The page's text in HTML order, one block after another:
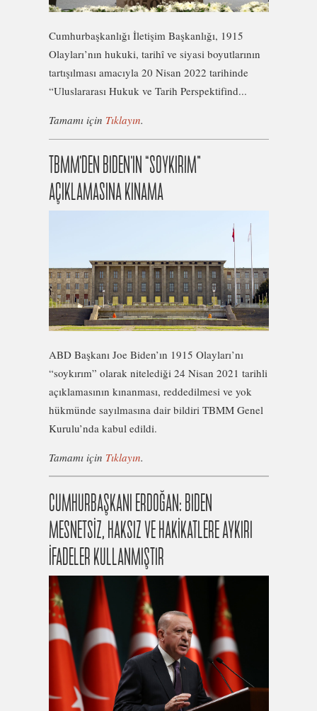
Cumhurbaşkanlığı İletişim Başkanlığı, 1915
Olayları’nın hukuki, tarihî ve siyasi boyutlarının
tartışılması amacıyla 20 Nisan 2022 tarihinde
“Uluslararası Hukuk ve Tarih Perspektifind...
Tamamı için Tıklayın.
TBMM’DEN BIDEN’IN “SOYKIRIM”
AÇIKLAMASINA KINAMA
ABD Başkanı Joe Biden’ın 1915 Olayları’nı
“soykırım” olarak nitelediği 24 Nisan 2021 tarihli
açıklamasının kınanması, reddedilmesi ve yok
hükmünde sayılmasına dair bildiri TBMM Genel
Kurulu’nda kabul edildi.
Tamamı için Tıklayın.
CUMHURBAŞKANI ERDOĞAN: BIDEN
MESNETSİZ, HAKSIZ VE HAKİKATLERE AYKIRI
İFADELER KULLANMIŞTIR